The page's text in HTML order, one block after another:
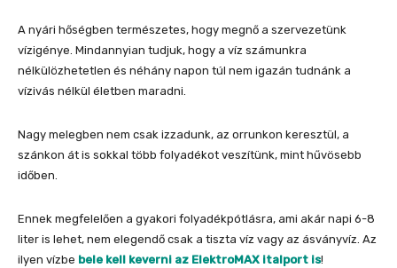
A nyári hőségben természetes, hogy megnő a szervezetünk
vízigénye. Mindannyian tudjuk, hogy a víz számunkra
nélkülözhetetlen és néhány napon túl nem igazán tudnánk a
vízivás nélkül életben maradni.
Nagy melegben nem csak izzadunk, az orrunkon keresztül, a
szánkon át is sokkal több folyadékot veszítünk, mint hűvösebb
időben.
Ennek megfelelően a gyakori folyadékpótlásra, ami akár napi 6-8
liter is lehet, nem elegendő csak a tiszta víz vagy az ásványvíz. Az
ilyen vízbe bele kell keverni az ElektroMAX italport is!